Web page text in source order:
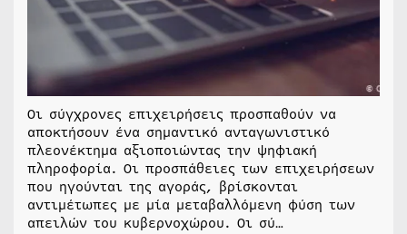
Οι σύγχρονες επιχειρήσεις προσπαθούν να
αποκτήσουν ένα σημαντικό ανταγωνιστικό
πλεονέκτημα αξιοποιώντας την ψηφιακή
πληροφορία. Οι προσπάθειες των επιχειρήσεων
που ηγούνται της αγοράς, βρίσκονται
αντιμέτωπες με μία μεταβαλλόμενη φύση των
απειλών του κυβερνοχώρου. Οι σύ…